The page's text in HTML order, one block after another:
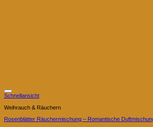
Schnellansicht
Weihrauch & Räuchern
Rosenblätter Räuchermischung – Romantische